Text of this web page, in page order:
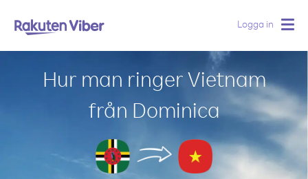
Logga in
Hur man ringer Vietnam
från Dominica